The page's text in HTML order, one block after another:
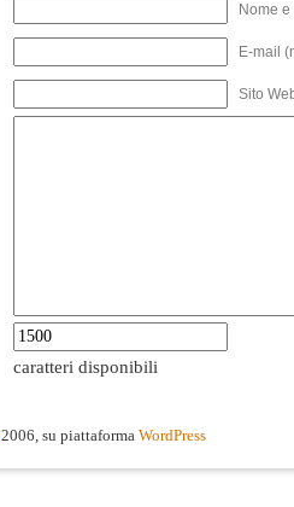
Nome
E-mail
Sito
caratteri disponibili
2006, su piattaforma WordPress